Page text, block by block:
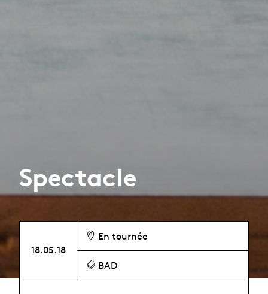
Spectacle
18.05.18
En tournée
BAD